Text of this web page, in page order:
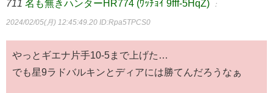
711 名も無きハンターHR774 (ﾜｯﾁｮｲ 9fff-5HqZ) ：
2024/02/05(月) 12:45:49.20 ID:Rpa5TPCS0
やっとギエナ片手10-5まで上げた…
でも星9ラドバルキンとディアには勝てんだろうなぁ